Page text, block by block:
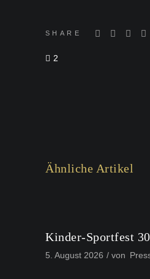
SHARE
2
Ähnliche Artikel
Kinder-Sportfest
5. August 2026 von